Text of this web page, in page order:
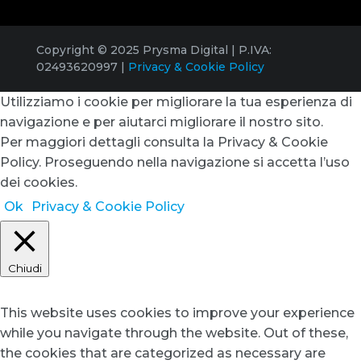
Copyright © 2025 Prysma Digital | P.IVA:
02493620997 | Privacy & Cookie Policy
Utilizziamo i cookie per migliorare la tua esperienza di
navigazione e per aiutarci migliorare il nostro sito.
Per maggiori dettagli consulta la Privacy & Cookie
Policy. Proseguendo nella navigazione si accetta l’uso
dei cookies.
Ok
Privacy & Cookie Policy
Chiudi
This website uses cookies to improve your experience
while you navigate through the website. Out of these,
the cookies that are categorized as necessary are